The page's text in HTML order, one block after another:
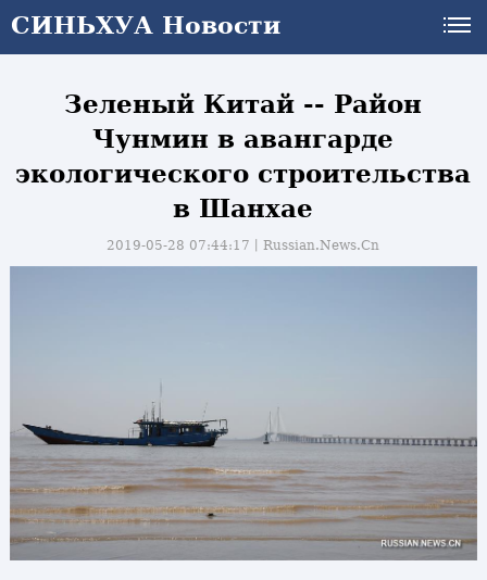
СИНЬХУА Новости
Зеленый Китай -- Район
Чунмин в авангарде
экологического строительства
в Шанхае
2019-05-28 07:44:17丨Russian.News.Cn